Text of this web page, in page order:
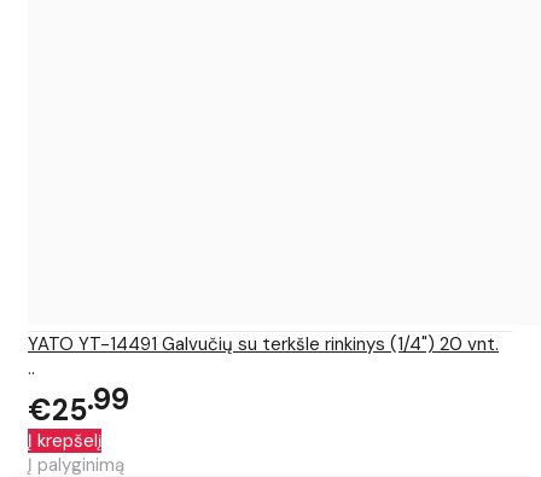
YATO YT-14491 Galvučių su terkšle rinkinys (1/4") 20 vnt.
..
€2599
Į krepšelį
Į palyginimą